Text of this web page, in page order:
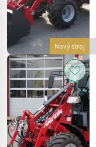
Nový stroj